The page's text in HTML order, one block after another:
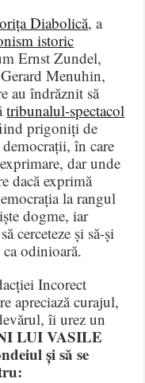
Diabolică, a
istoric
Ernst Zundel,
Menuhin,
au îndrăznit să
tribunalul-spectacol
prigoniți de
în care
dar unde
dacă exprimă
la rangul
dogme, iar
cerceteze și să-și
odinioară.
Incorect
apreciază curajul,
îi urez un
LUI VASILE
și să se